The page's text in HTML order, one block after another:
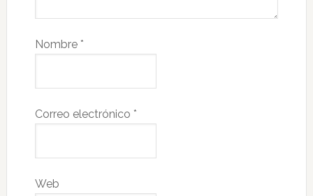
Nombre *
Correo electrónico *
Web